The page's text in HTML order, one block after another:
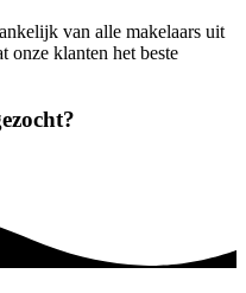
van alle makelaars uit
onze klanten het beste